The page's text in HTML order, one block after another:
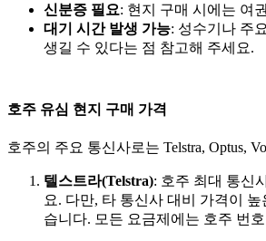
신분증 필요: 현지 구매 시에는 여
대기 시간 발생 가능: 성수기나 주
생길 수 있다는 점 참고해 주세요.
호주 유심 현지 구매 가격
호주의 주요 통신사로는 Telstra, Optus,
텔스트라(Telstra): 호주 최대 통신
요. 다만, 타 통신사 대비 가격이 높
습니다. 모든 요금제에는 호주 번